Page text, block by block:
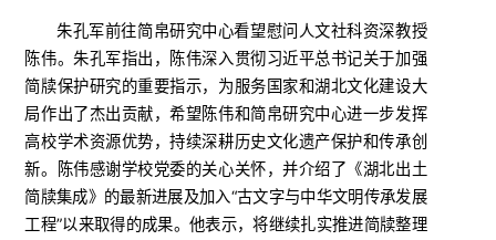
朱孔军前往简帛研究中心看望慰问人文社科资深教授
陈伟。朱孔军指出，陈伟深入贯彻习近平总书记关于加强
简牍保护研究的重要指示，为服务国家和湖北文化建设大
局作出了杰出贡献，希望陈伟和简帛研究中心进一步发挥
高校学术资源优势，持续深耕历史文化遗产保护和传承创
新。陈伟感谢学校党委的关心关怀，并介绍了《湖北出土
简牍集成》的最新进展及加入“古文字与中华文明传承发展
工程”以来取得的成果。他表示，将继续扎实推进简牍整理